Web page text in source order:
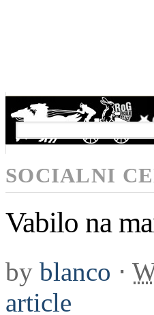
SEARCH
SOCIALNI
Vabilo na
by blanco ⋅
article